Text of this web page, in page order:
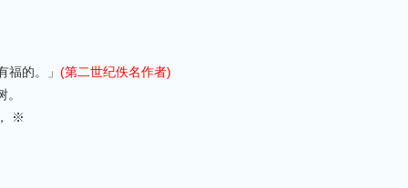
福的。」 (第二世纪佚名作者)
※